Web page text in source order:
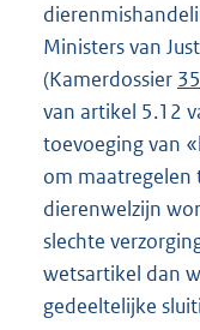
Ministers van
(Kamerdossier
van artikel 5.12
toevoeging van
om
dierenwelzijn
slechte
wetsartikel dan
gedeeltelijke